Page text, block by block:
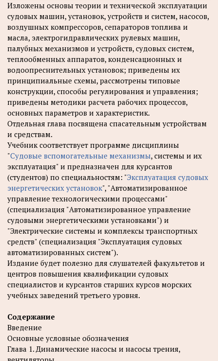
Изложены основы теории и технической эксплуатации
судовых машин, установок, устройств и систем, насосов,
воздушных компрессоров, сепараторов топлива и
масла, электрогидравлических рулевых машин,
палубных механизмов и устройств, судовых систем,
теплообменных аппаратов, конденсационных и
водоопреснительных установок; приведены их
принципиальные схемы, рассмотрены типовые
конструкции, способы регулирования и управления;
приведены методики расчета рабочих процессов,
основных параметров и характеристик.
Отдельная глава посвящена спасательным устройствам
и средствам.
Учебник соответствует программе дисциплины
"Судовые вспомогательные механизмы, системы и их
эксплуатация" и предназначен для курсантов
(студентов) по специальностям: "Эксплуатация судовых
энергетических установок", "Автоматизированное
управление технологическими процессами"
(специализация "Автоматизированное управление
судовыми энергетическими установками") и
"Электрические системы и комплексы транспортных
средств" (специализация "Эксплуатация судовых
автоматизированных систем").
Издание будет полезно для слушателей факультетов и
центров повышения квалификации судовых
специалистов и курсантов старших курсов морских
учебных заведений третьего уровня.
Содержание
Введение
Основные условные обозначения
Глава 1. Динамические насосы и насосы трения,